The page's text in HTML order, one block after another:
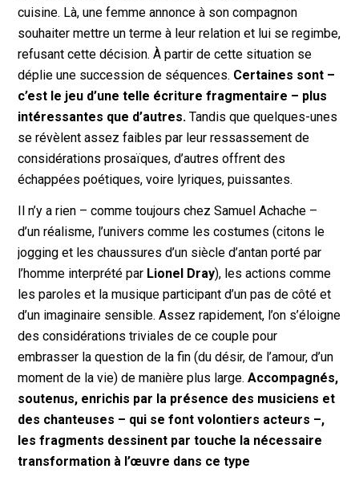
cuisine. Là, une femme annonce à son compagnon
souhaiter mettre un terme à leur relation et lui se regimbe,
refusant cette décision. À partir de cette situation se
déplie une succession de séquences. Certaines sont –
c’est le jeu d’une telle écriture fragmentaire – plus
intéressantes que d’autres. Tandis que quelques-unes
se révèlent assez faibles par leur ressassement de
considérations prosaïques, d’autres offrent des
échappées poétiques, voire lyriques, puissantes.
Il n’y a rien – comme toujours chez Samuel Achache –
d’un réalisme, l’univers comme les costumes (citons le
jogging et les chaussures d’un siècle d’antan porté par
l’homme interprété par Lionel Dray), les actions comme
les paroles et la musique participant d’un pas de côté et
d’un imaginaire sensible. Assez rapidement, l’on s’éloigne
des considérations triviales de ce couple pour
embrasser la question de la fin (du désir, de l’amour, d’un
moment de la vie) de manière plus large.Accompagnés,
soutenus, enrichis par la présence des musiciens et
des chanteuses – qui se font volontiers acteurs –,
les fragments dessinent par touche la nécessaire
transformation à l’œuvre dans ce type